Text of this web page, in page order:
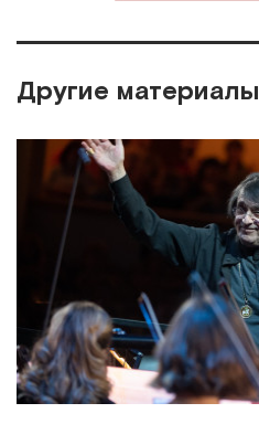
Другие материалы